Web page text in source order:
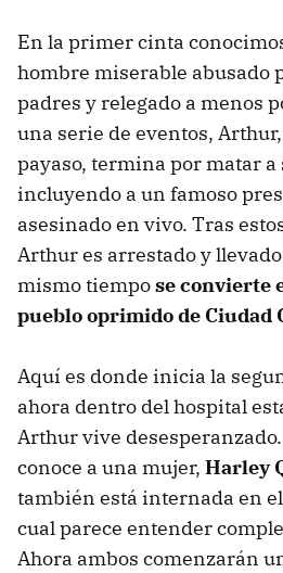
En la primer cinta
hombre miserable abusado
padres y relegado a menos
una serie de eventos,
payaso, termina por matar a
incluyendo a un famoso
asesinado en vivo. Tras
Arthur es arrestado y
mismo tiempose convierte
pueblo oprimido de Ciudad
Aquí es donde inicia la
ahora dentro del hospital
Arthur vive
conoce a una mujer, Harley
también está internada en
cual parece entender
Ahora ambos comenzarán